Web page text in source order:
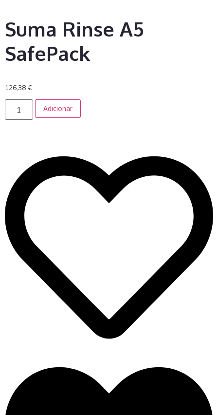
Suma Rinse A5
SafePack
126,38 €
Adicionar